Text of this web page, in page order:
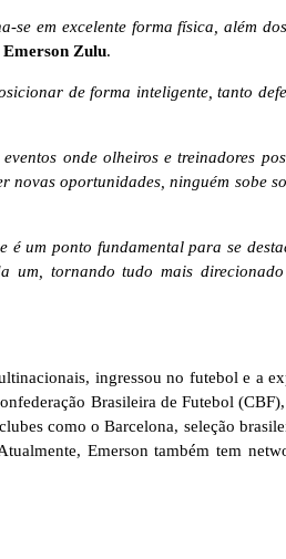
em excelente forma física, além
Emerson Zulu.
de forma inteligente, tanto
onde olheiros e treinadores
oportunidades, ninguém sobe
é um ponto fundamental para se
um, tornando tudo mais
ingressou no futebol e a
Brasileira de Futebol
como o Barcelona, seleção
Emerson também tem